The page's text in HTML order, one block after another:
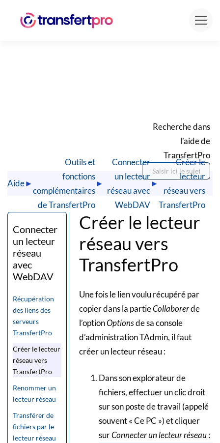
Recherche dans
l’aide de
TransfertPro
Aide►
Outils et
fonctions
complémentaires
de TransfertPro
►
Connecter
un lecteur
réseau avec
WebDAV
►
Créer le
lecteur
réseau vers
TransfertPro
Connecter
un lecteur
réseau
avec
WebDAV
Récupération
des liens des
serveurs
TransfertPro
Créer le lecteur
réseau vers
TransfertPro
Renommer un
lecteur réseau
Transférer de
fichiers par le
lecteur réseau
Créer le lecteur
réseau vers
TransfertPro
Une fois le lien voulu récupéré par
copier dans la partieCollaborerde
l’optionOptionsde sa console
d’administration TAdmin, il faut
créer un lecteur réseau :
Dans son explorateur de
fichiers, effectuer un clic droit
sur son poste de travail (appelé
souvent « Ce PC ») et cliquer
surConnecter un lecteurréseau: